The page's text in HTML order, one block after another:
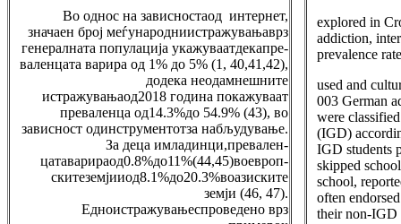
Во однос на зависностаод интернет,
значаен број меѓународниистражувањаврз
генералната популација укажуваатдекапре-
валенцата варира од 1% до 5% (1, 40,41,42),
додека неодамнешните
истражувањаод2018 година покажуваат
преваленца од14.3%до 54.9% (43), во
зависност одинструментотза набљудување.
За деца имладинци,превален-
цатаварираод0.8%до11%(44,45)воевроп-
скитеземјииод8.1%до20.3%воазиските
земји (46, 47).
Едноистражувањеспроведено врз
explored in
addiction,
prevalence
used and
003 German
were
(IGD)
IGD students
skipped
school,
often
their non-IGD